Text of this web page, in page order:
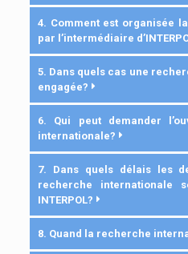
4. Comment est organisée
par l’intermédiaire
5. Dans quels cas une
engagée?
6. Qui peut demander
internationale?
7. Dans quels délais les
recherche internationale
INTERPOL?
8. Quand la recherche